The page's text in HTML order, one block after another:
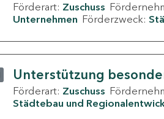
Förderart: Zuschuss
Unternehmen Förderzweck:
Unterstützung
Förderart: Zuschuss
Städtebau und